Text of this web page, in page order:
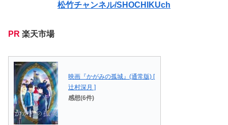
松竹チャンネル/SHOCHIKUch
PR 楽天市場
映画『かがみの孤城』(通常版) [
辻村深月 ]
感想(6件)